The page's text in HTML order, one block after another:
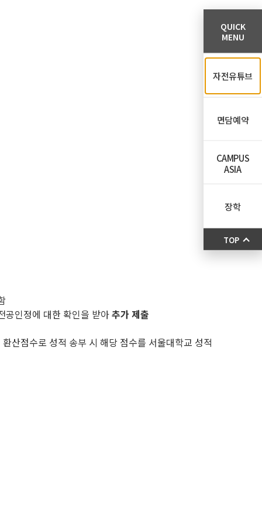
공인정에 대한 확인을 받아추가 제출
산점수로 성적 송부 시 해당 점수를 서울대학교 성적
QUICK
MENU
자전유튜브
면담예약
CAMPUS
ASIA
장학
TOP